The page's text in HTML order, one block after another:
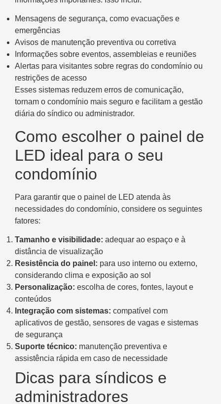
Mensagens de segurança, como evacuações e
emergências
Avisos de manutenção preventiva ou corretiva
Informações sobre eventos, assembleias e reuniões
Alertas para visitantes sobre regras do condomínio ou
restrições de acesso
Esses sistemas reduzem erros de comunicação,
tornam o condomínio mais seguro e facilitam a gestão
diária do síndico ou administrador.
Como escolher o painel de
LED ideal para o seu
condomínio
Para garantir que o painel de LED atenda às
necessidades do condomínio, considere os seguintes
fatores:
Tamanho e visibilidade: adequar ao espaço e à
distância de visualização
Resistência do painel: para uso interno ou externo,
considerando clima e exposição ao sol
Personalização: escolha de cores, fontes, layout e
conteúdos
Integração com sistemas: compatível com
aplicativos de gestão, sensores de vagas e sistemas
de segurança
Suporte técnico: manutenção preventiva e
assistência rápida em caso de necessidade
Dicas para síndicos e
administradores